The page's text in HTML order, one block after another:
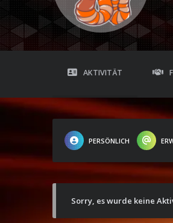
AKTIVITÄT
PERSÖNLICH
Sorry, es wurde keine